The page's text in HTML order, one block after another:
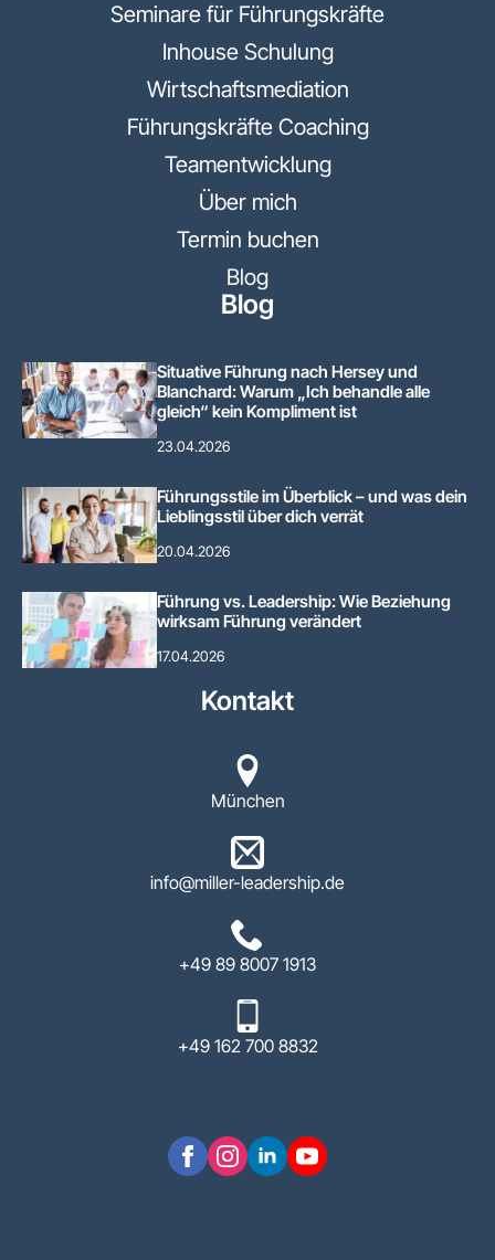
Seminare für Führungskräfte
Inhouse Schulung
Wirtschaftsmediation
Führungskräfte Coaching
Teamentwicklung
Über mich
Termin buchen
Blog
Blog
Situative Führung nach Hersey und
Blanchard: Warum „Ich behandle alle
gleich“ kein Kompliment ist
23.04.2026
Führungsstile im Überblick – und was dein
Lieblingsstil über dich verrät
20.04.2026
Führung vs. Leadership: Wie Beziehung
wirksam Führung verändert
17.04.2026
Kontakt
München
info@miller-leadership.de
+49 89 8007 1913
+49 162 700 8832